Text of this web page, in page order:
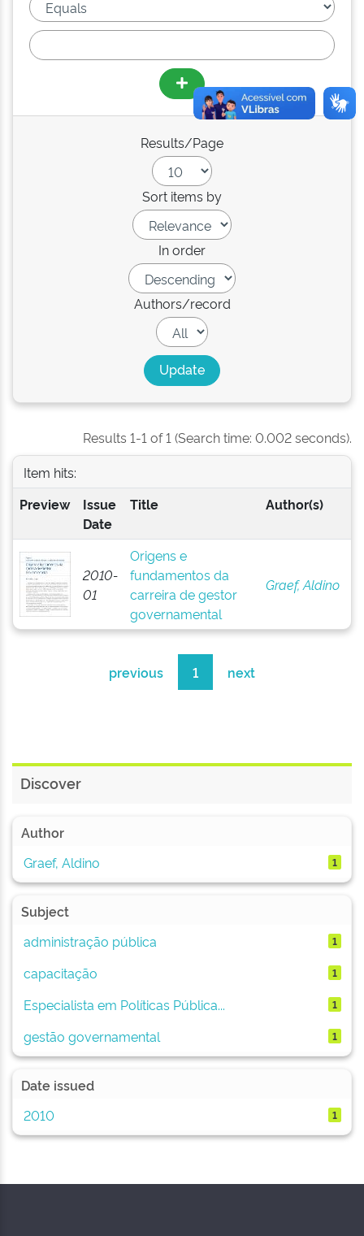
Results/Page
Sort items by
In order
Authors/record
Results 1-1 of 1 (Search time: 0.002 seconds).
Item hits:
Preview
Issue
Date
Title Author(s)
2010-
01
Origens e
fundamentos da
carreira de gestor
governamental
Graef, Aldino
previous 1 next
Discover
Author
Graef, Aldino
1
Subject
administração pública
1
capacitação 1
Especialista em Políticas Pública... 1
gestão governamental 1
Date issued
2010
1